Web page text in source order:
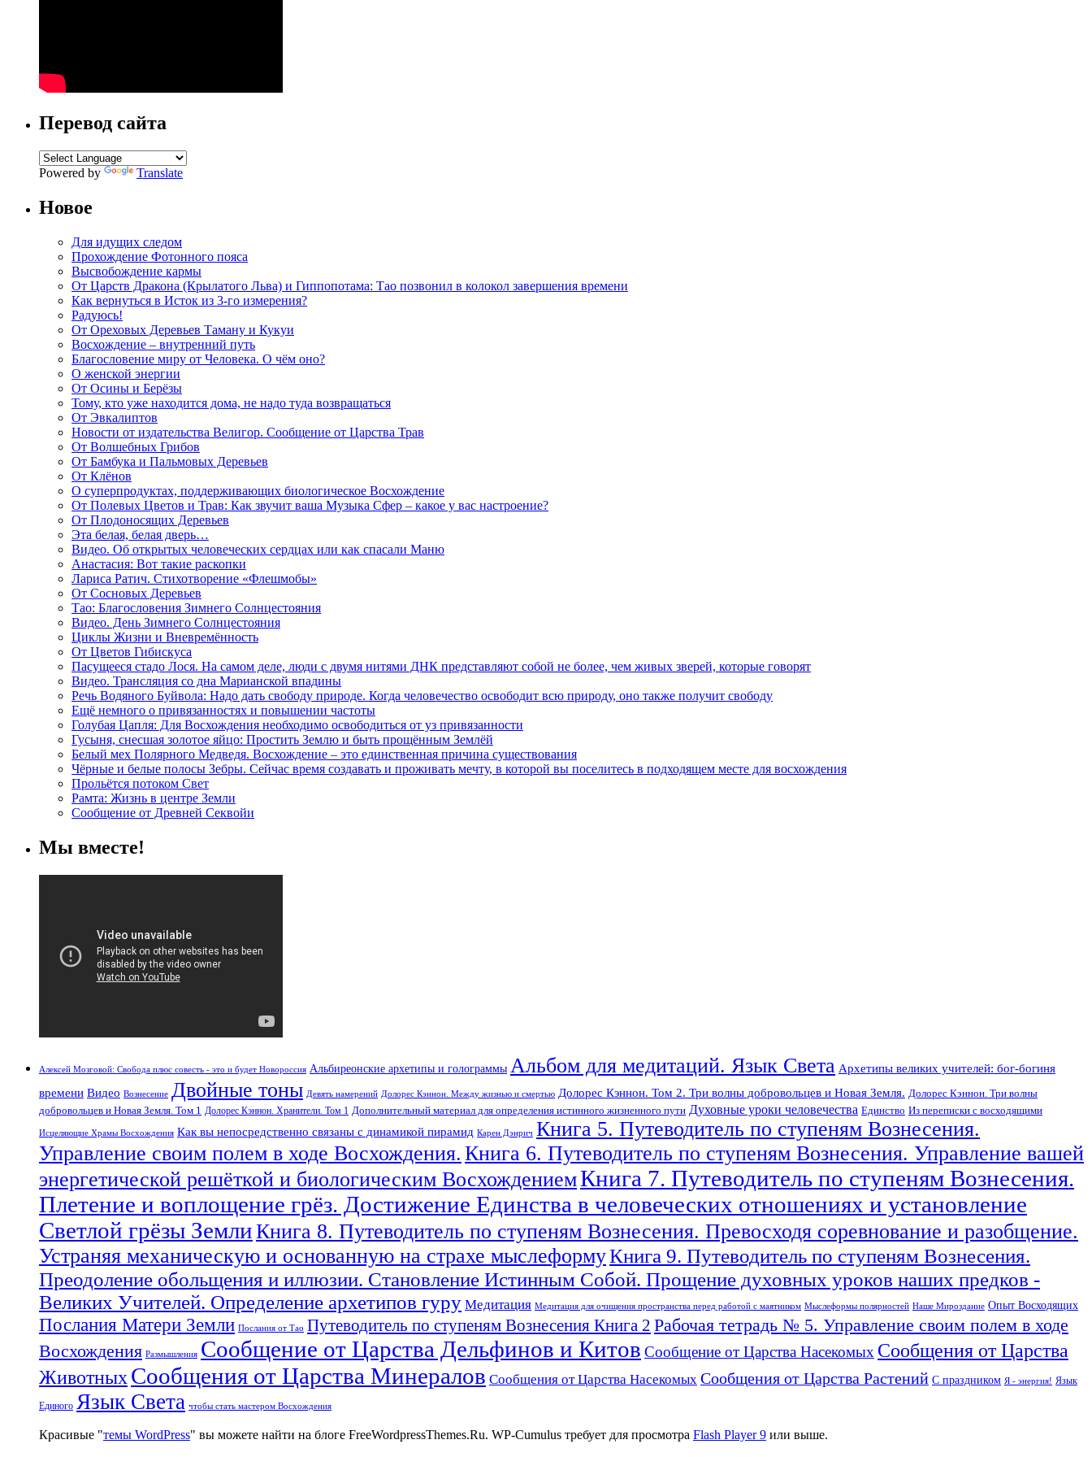
Перевод сайта
Powered by Translate
Новое
Для идущих следом
Прохождение Фотонного пояса
Высвобождение кармы
От Царств Дракона (Крылатого Льва) и Гиппопотама: Тао позвонил в колокол завершения времени
Как вернуться в Исток из 3-го измерения?
Радуюсь!
От Ореховых Деревьев Таману и Кукуи
Восхождение – внутренний путь
Благословение миру от Человека. О чём оно?
О женской энергии
От Осины и Берёзы
Тому, кто уже находится дома, не надо туда возвращаться
От Эвкалиптов
Новости от издательства Велигор. Сообщение от Царства Трав
От Волшебных Грибов
От Бамбука и Пальмовых Деревьев
От Клёнов
О суперпродуктах, поддерживающих биологическое Восхождение
От Полевых Цветов и Трав: Как звучит ваша Музыка Сфер – какое у вас настроение?
От Плодоносящих Деревьев
Эта белая, белая дверь…
Видео. Об открытых человеческих сердцах или как спасали Маню
Анастасия: Вот такие раскопки
Лариса Ратич. Стихотворение «Флешмобы»
От Сосновых Деревьев
Тао: Благословения Зимнего Солнцестояния
Видео. День Зимнего Солнцестояния
Циклы Жизни и Вневремённость
От Цветов Гибискуса
Пасущееся стадо Лося. На самом деле, люди с двумя нитями ДНК представляют собой не более, чем живых зверей, которые говорят
Видео. Трансляция со дна Марианской впадины
Речь Водяного Буйвола: Надо дать свободу природе. Когда человечество освободит всю природу, оно также получит свободу
Ещё немного о привязанностях и повышении частоты
Голубая Цапля: Для Восхождения необходимо освободиться от уз привязанности
Гусыня, снесшая золотое яйцо: Простить Землю и быть прощённым Землёй
Белый мех Полярного Медведя. Восхождение – это единственная причина существования
Чёрные и белые полосы Зебры. Сейчас время создавать и проживать мечту, в которой вы поселитесь в подходящем месте для восхождения
Прольётся потоком Свет
Рамта: Жизнь в центре Земли
Сообщение от Древней Секвойи
Мы вместе!
Алексей Мозговой: Свобода плюс совесть - это и будет Новороссия Альбиреонские архетипы и голограммы Альбом для медитаций. Язык Света Архетипы великих учителей: бог-богиня
времени Видео Вознесение Двойные тоны Девять намерений Долорес Кэннон. Между жизнью и смертью Долорес Кэннон. Том 2. Три волны добровольцев и Новая Земля. Долорес Кэннон. Три волны
добровольцев и Новая Земля. Том 1 Долорес Кэннон. Хранители. Том 1 Дополнительный материал для определения истинного жизненного пути Духовные уроки человечества Единство Из переписки с восходящими
Исцеляющие Храмы Восхождения Как вы непосредственно связаны с динамикой пирамид Карен Дэнрич Книга 5. Путеводитель по ступеням Вознесения.
Управление своим полем в ходе Восхождения. Книга 6. Путеводитель по ступеням Вознесения. Управление вашей
энергетической решёткой и биологическим ВосхождениемКнига 7. Путеводитель по ступеням Вознесения.
Плетение и воплощение грёз. Достижение Единства в человеческих отношениях и установление
Светлой грёзы ЗемлиКнига 8. Путеводитель по ступеням Вознесения. Превосходя соревнование и разобщение.
Устраняя механическую и основанную на страхе мыслеформуКнига 9. Путеводитель по ступеням Вознесения.
Преодоление обольщения и иллюзии. Становление Истинным Собой. Прощение духовных уроков наших предков -
Великих Учителей. Определение архетипов гуру Медитация Медитация для очищения пространства перед работой с маятником Мыслеформы полярностей Наше Мироздание Опыт Восходящих
Послания Матери Земли Послания от Тао Путеводитель по ступеням Вознесения Книга 2 Рабочая тетрадь № 5. Управление своим полем в ходе
Восхождения Размышления Сообщение от Царства Дельфинов и Китов Сообщение от Царства Насекомых Сообщения от Царства
Животных Сообщения от Царства Минералов Сообщения от Царства Насекомых Сообщения от Царства Растений С праздником Я - энергия! Язык
Единого Язык Света чтобы стать мастером Восхождения
Красивые "темы WordPress" вы можете найти на блоге FreeWordpressThemes.Ru. WP-Cumulus требует для просмотра Flash Player 9 или выше.